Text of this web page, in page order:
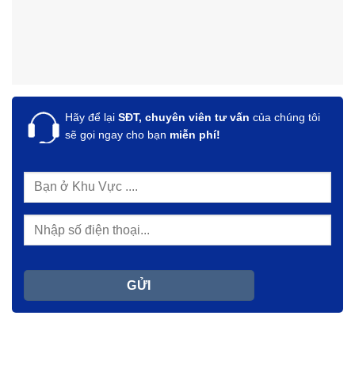
Hãy để lại SĐT, chuyên viên tư vấn của chúng tôi
sẽ gọi ngay cho bạn miễn phí!